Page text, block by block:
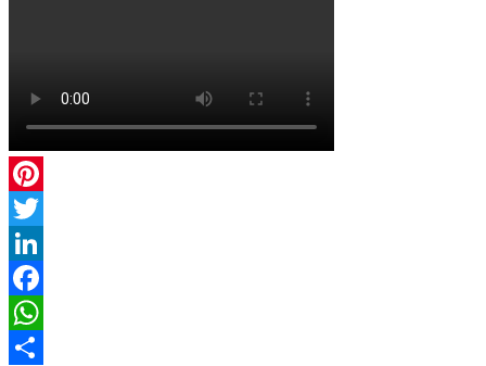
Pinterest
Twitter
LinkedIn
Facebook
WhatsApp